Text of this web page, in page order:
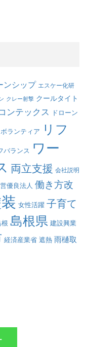
ンシップ エスケー化研
クレー射撃 クールタイト
ンテックス ドローン
ボランティア
リフ
バランス ワー
両立支援 会社説明
優良法人 働き方改
女性活躍 子育て
根 島根県 建設興業
経済産業省 遮熱 雨樋取